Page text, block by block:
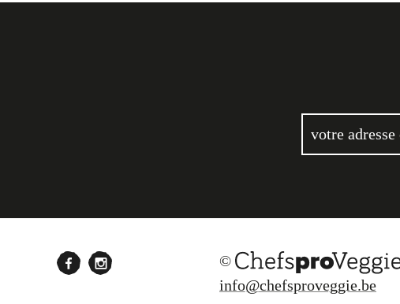
©
info@chefsproveggie.be